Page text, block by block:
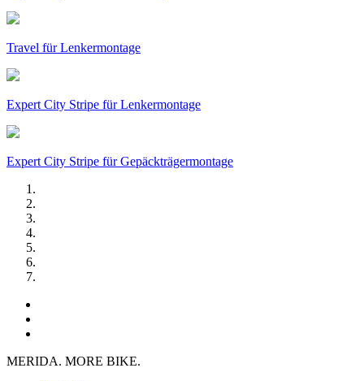
Travel für Lenkermontage
Expert City Stripe für Lenkermontage
Expert City Stripe für Gepäckträgermontage
MERIDA. MORE BIKE.